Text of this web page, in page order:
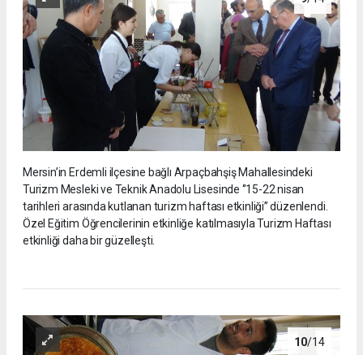
Mersin’in Erdemli ilçesine bağlı Arpaçbahşiş Mahallesindeki
Turizm Mesleki ve Teknik Anadolu Lisesinde ‘’15-22 nisan
tarihleri arasında kutlanan turizm haftası etkinliği’’ düzenlendi.
Özel Eğitim Öğrencilerinin etkinliğe katılmasıyla Turizm Haftası
etkinliği daha bir güzelleşti.
10/14